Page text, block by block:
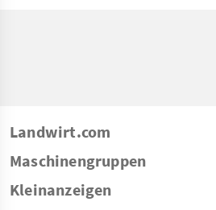
Landwirt.com
Maschinengruppen
Kleinanzeigen